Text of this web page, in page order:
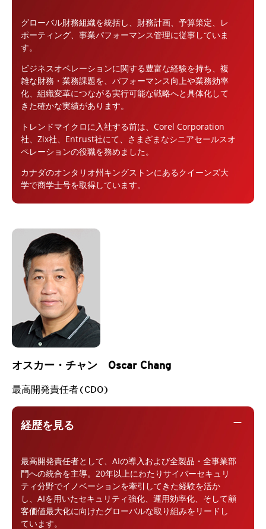
グローバル財務組織を統括し、財務計画、予算策定、レ
ポーティング、事業パフォーマンス管理に従事していま
す。
ビジネスオペレーションに関する豊富な経験を持ち、複
雑な財務・業務課題を、パフォーマンス向上や業務効率
化、組織変革につながる実行可能な戦略へと具体化して
きた確かな実績があります。
トレンドマイクロに入社する前は、Corel Corporation
社、Zix社、Entrust社にて、さまざまなシニアセールスオ
ペレーションの役職を務めました。
カナダのオンタリオ州キングストンにあるクイーンズ大
学で商学士号を取得しています。
オスカー・チャン Oscar Chang
最高開発責任者(CDO)
経歴を見る remove
最高開発責任者として、AIの導入および全製品・全事業部
門への統合を主導。20年以上にわたりサイバーセキュリ
ティ分野でイノベーションを牽引してきた経験を活か
し、AIを用いたセキュリティ強化、運用効率化、そして顧
客価値最大化に向けたグローバルな取り組みをリードし
ています。